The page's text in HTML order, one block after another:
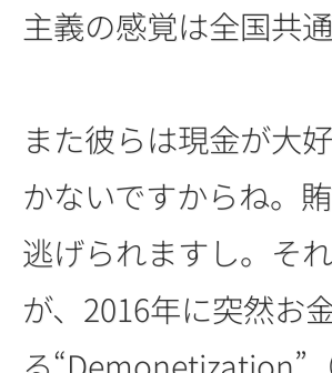
主義の感覚は全国共通
また彼らは現金が大
かないですからね。
逃げられますし。そ
が、2016年に突然お